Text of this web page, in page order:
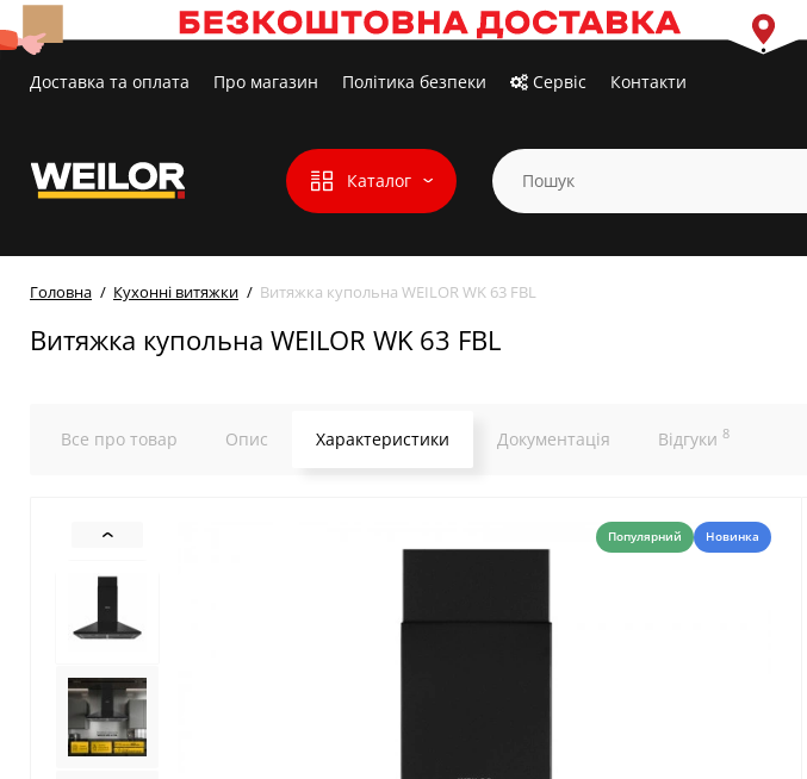
Доставка та оплата Про магазин Політика безпеки Сервіс Контакти
Каталог
Головна Кухонні витяжки Витяжка купольна WEILOR WK 63 FBL
Витяжка купольна WEILOR WK 63 FBL
Все про товар Опис Характеристики Документація Відгуки 8
Популярний Новинка